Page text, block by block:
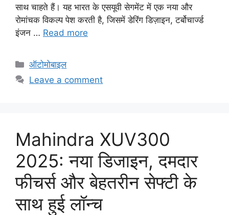
साथ चाहते हैं। यह भारत के एसयूवी सेगमेंट में एक नया और
रोमांचक विकल्प पेश करती है, जिसमें डेरिंग डिज़ाइन, टर्बोचार्ज्ड
इंजन … Read more
C
a
i
e
s
ऑटोमोबाइल
Leave a comment
Mahindra XUV300
2025: नया डिजाइन, दमदार
फीचर्स और बेहतरीन सेफ्टी के
साथ हुई लॉन्च